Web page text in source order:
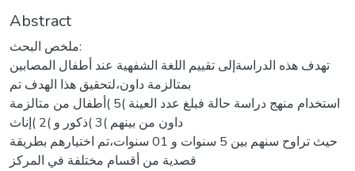
Abstract
ملخص البحث:
تهدف هذه الدراسةإلى تقييم اللغة الشفهية عند أطفال المصابين
بمتالزمة داون،لتحقيق هذا الهدف تم
استخدام منهج دراسة حالة فبلغ عدد العينة )5 )أطفال من متالزمة
داون من بينهم )3 )ذكور و )2 )إناث
حيث تراوح سنهم بين 5 سنوات و 01 سنوات،تم اختيارهم بطريقة
قصدية من أقسام مختلفة في المركز